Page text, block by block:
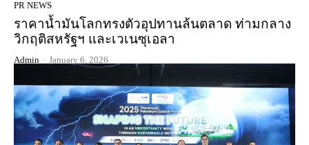
PR NEWS
ราคาน้ำมันโลกทรงตัวอุปทานล้นตลาด ท่ามกลาง
วิกฤติสหรัฐฯ และเวเนซุเอลา
Admin - January 6, 2026